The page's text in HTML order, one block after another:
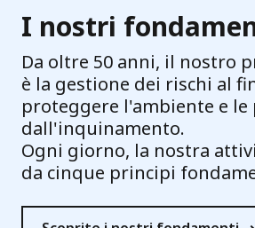
I nostri
Da oltre 50 anni, il nostro
è la gestione dei rischi al
proteggere l'ambiente e le
dall'inquinamento.
Ogni giorno, la nostra
da cinque principi